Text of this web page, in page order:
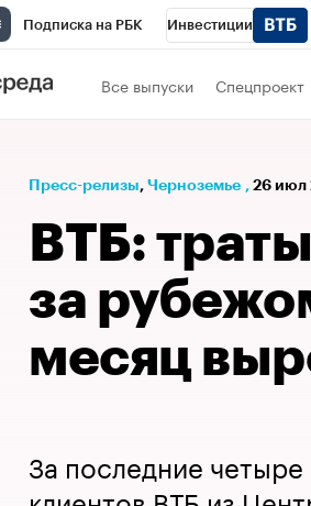
Подписка на РБК Инвестиции
РБК Вино
Проверка контрагентов
Все выпуски Спецпроект
Пресс-релизы⁠, Черноземье , 26 июл
ВТБ:
за
месяц
За последние